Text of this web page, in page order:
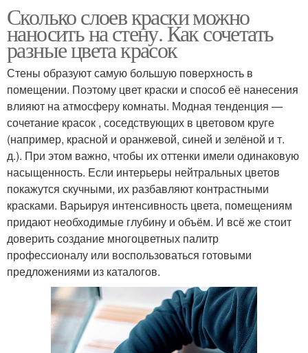
Сколько слоев краски можно
наносить на стену. Как сочетать
разные цвета красок
Стены образуют самую большую поверхность в
помещении. Поэтому цвет краски и способ её нанесения
влияют на атмосферу комнаты. Модная тенденция —
сочетание красок , соседствующих в цветовом круге
(например, красной и оранжевой, синей и зелёной и т.
д.). При этом важно, чтобы их оттенки имели одинаковую
насыщенность. Если интерьеры нейтральных цветов
покажутся скучными, их разбавляют контрастными
красками. Варьируя интенсивность цвета, помещениям
придают необходимые глубину и объём. И всё же стоит
доверить создание многоцветных палитр
профессионалу или воспользоваться готовыми
предложениями из каталогов.